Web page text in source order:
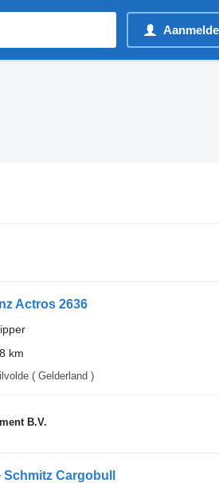
Actros 2636
km
( Gelderland )
B.V.
Schmitz Cargobull